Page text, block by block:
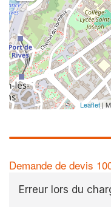
Leaflet |
Demande de devis
Erreur lors du